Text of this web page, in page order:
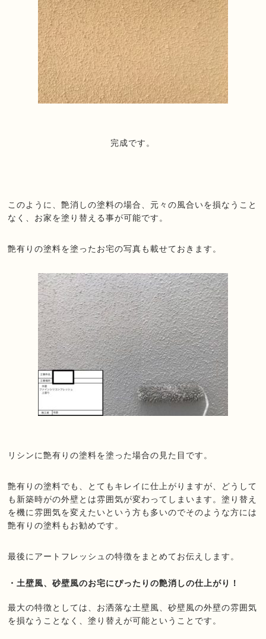
完成です。
このように、艶消しの塗料の場合、元々の風合いを損なうこと
なく、お家を塗り替える事が可能です。
艶有りの塗料を塗ったお宅の写真も載せておきます。
リシンに艶有りの塗料を塗った場合の見た目です。
艶有りの塗料でも、とてもキレイに仕上がりますが、どうして
も新築時がの外壁とは雰囲気が変わってしまいます。塗り替え
を機に雰囲気を変えたいという方も多いのでそのような方には
艶有りの塗料もお勧めです。
最後にアートフレッシュの特徴をまとめてお伝えします。
・土壁風、砂壁風のお宅にぴったりの艶消しの仕上がり！
最大の特徴としては、お洒落な土壁風、砂壁風の外壁の雰囲気
を損なうことなく、塗り替えが可能ということです。